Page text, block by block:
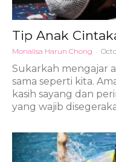
Tip Anak
Monalisa Harun Chong -
Sukarkah mengajar
sama seperti kita.
kasih sayang dan
yang wajib